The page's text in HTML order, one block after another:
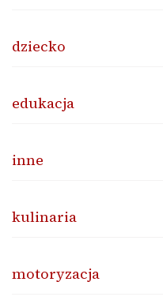
dziecko
edukacja
inne
kulinaria
motoryzacja